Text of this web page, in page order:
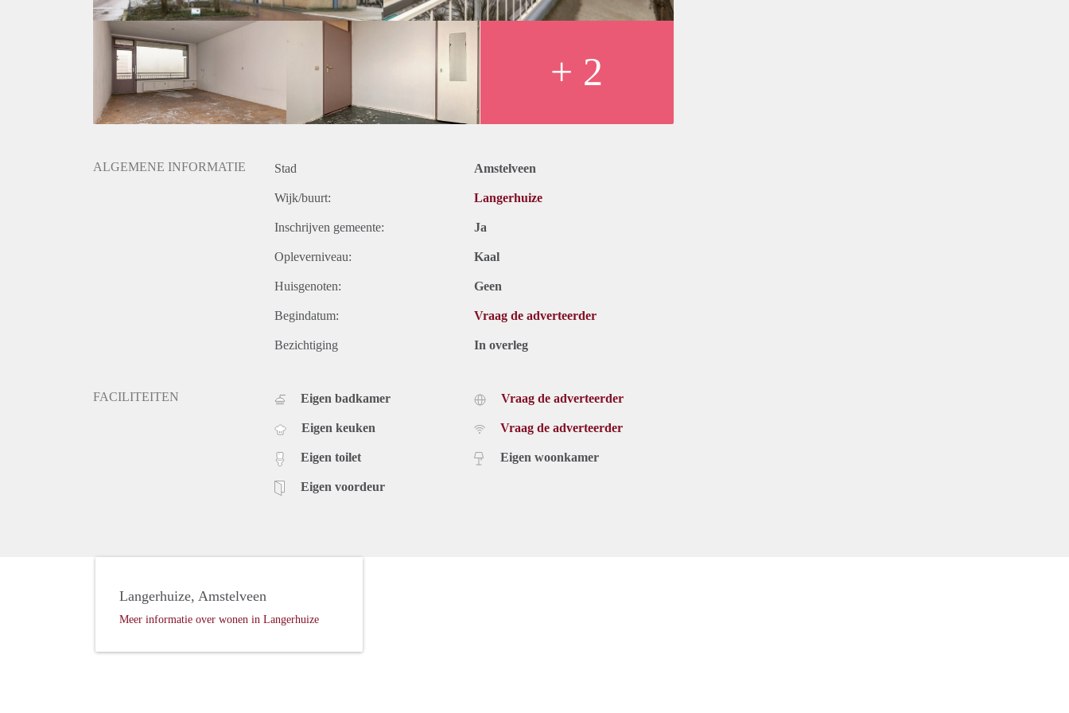
+ 2
ALGEMENE INFORMATIE Stad Amstelveen
Wijk/buurt: Langerhuize
Inschrijven gemeente: Ja
Opleverniveau: Kaal
Huisgenoten: Geen
Begindatum: Vraag de adverteerder
Bezichtiging In overleg
FACILITEITEN Eigen badkamer
Eigen keuken
Eigen toilet
Eigen voordeur
Vraag de adverteerder
Vraag de adverteerder
Eigen woonkamer
Langerhuize, Amstelveen
Meer informatie over wonen in Langerhuize